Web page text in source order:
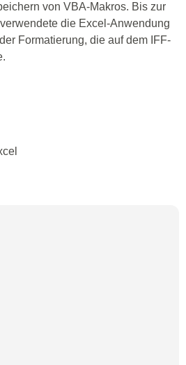
von VBA-Makros. Bis zur
die Excel-Anwendung
Formatierung, die auf dem IFF-